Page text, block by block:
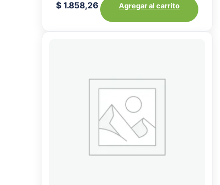
$ 1.858,26 Agregar al carrito